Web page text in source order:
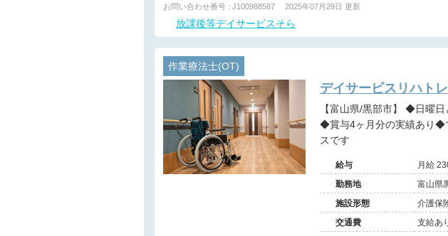
お問い合わせ番号 : J100988587 2025年07月29日 更新
放課後等デイサービスそら
作業療法士(OT)
デイサービスリハト
【富山県/黒部市】 ◆日曜日と祝日休みで年間休日しっかり確保◆残業少なめでワークライフバランス充実
◆賞与4ヶ月分の実績あり◆
スです
給与
勤務地
富山県
施設形態
介護保
交通費
支給あ